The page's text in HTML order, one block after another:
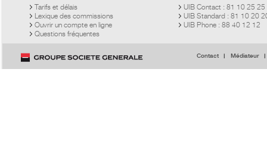
Tarifs et délais
Lexique des commissions
Ouvrir un compte en ligne
Questions fréquentes
UIB Contact : 81 10 25 25
UIB Standard : 81 10 20
UIB Phone : 88 40 12 12
Contact Médiateur